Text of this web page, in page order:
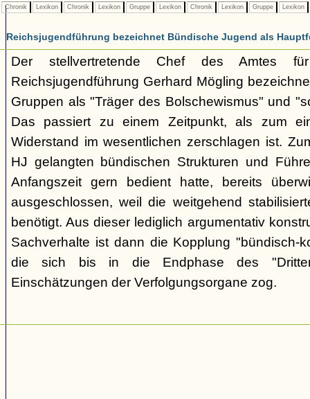
Chronik Lexikon Chronik Lexikon Gruppe Lexikon Chronik Lexikon Gruppe Lexikon
Reichsjugendführung bezeichnet Bündische Jugend als
Der stellvertretende Chef des Amtes
Reichsjugendführung Gerhard Mögling
Gruppen als "Träger des Bolschewismus" und
Das passiert zu einem Zeitpunkt, als zum
Widerstand im wesentlichen zerschlagen ist.
HJ gelangten bündischen Strukturen und
Anfangszeit gern bedient hatte, bereits
ausgeschlossen, weil die weitgehend
benötigt. Aus dieser lediglich argumentativ
Sachverhalte ist dann die Kopplung "bündisch-
die sich bis in die Endphase des
Einschätzungen der Verfolgungsorgane zog.